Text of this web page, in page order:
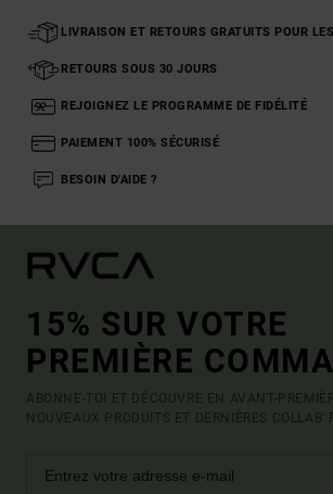
LIVRAISON ET RETOURS GRATUITS POUR
RETOURS SOUS 30 JOURS
REJOIGNEZ LE PROGRAMME DE FIDÉLITÉ
PAIEMENT 100% SÉCURISÉ
BESOIN D'AIDE ?
15% SUR VOTRE
PREMIÈRE
ABONNE-TOI ET DÉCOUVRE EN AVANT-
NOUVEAUX PRODUITS ET DERNIÈRES COLLAB'